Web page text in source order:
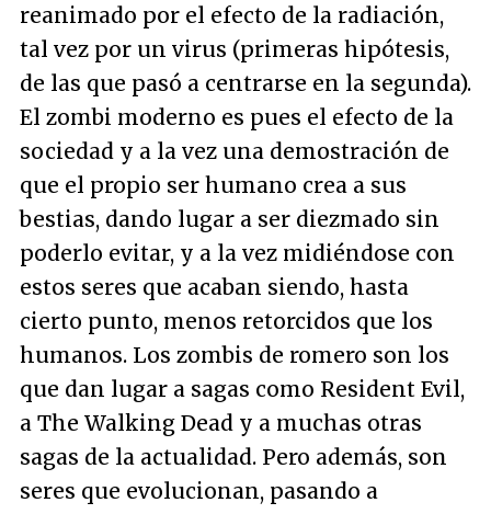
reanimado por el efecto de la radiación,
tal vez por un virus (primeras hipótesis,
de las que pasó a centrarse en la segunda).
El zombi moderno es pues el efecto de la
sociedad y a la vez una demostración de
que el propio ser humano crea a sus
bestias, dando lugar a ser diezmado sin
poderlo evitar, y a la vez midiéndose con
estos seres que acaban siendo, hasta
cierto punto, menos retorcidos que los
humanos. Los zombis de romero son los
que dan lugar a sagas como Resident Evil,
a The Walking Dead y a muchas otras
sagas de la actualidad. Pero además, son
seres que evolucionan, pasando a